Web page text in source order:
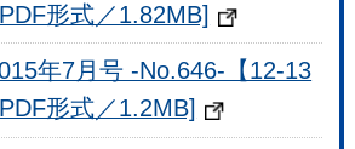
形式／1.82MB]
年7月号 -No.646-【12-13
形式／1.2MB]